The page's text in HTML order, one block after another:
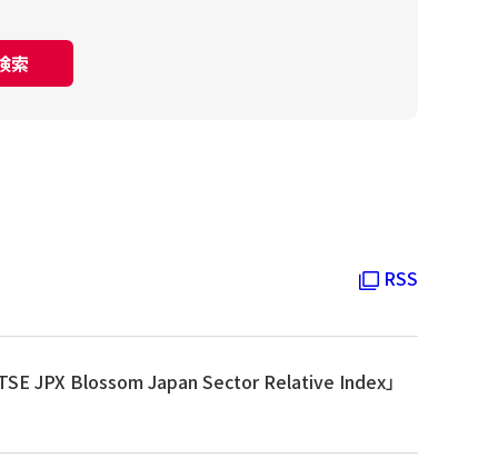
索
RSS
JPX Blossom Japan Sector Relative Index」